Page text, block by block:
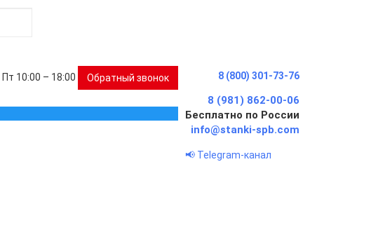
10:00 – 18:00 Обратный звонок 8 (800) 301-73-76
8 (981) 862-00-06
Бесплатно по России
info@stanki-spb.com
📢 Telegram-канал